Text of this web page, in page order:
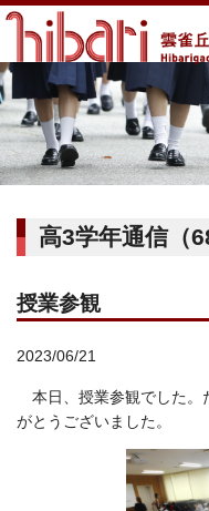
高3学年通信（
授業参観
2023/06/21
本日、授業参観でした。
がとうございました。